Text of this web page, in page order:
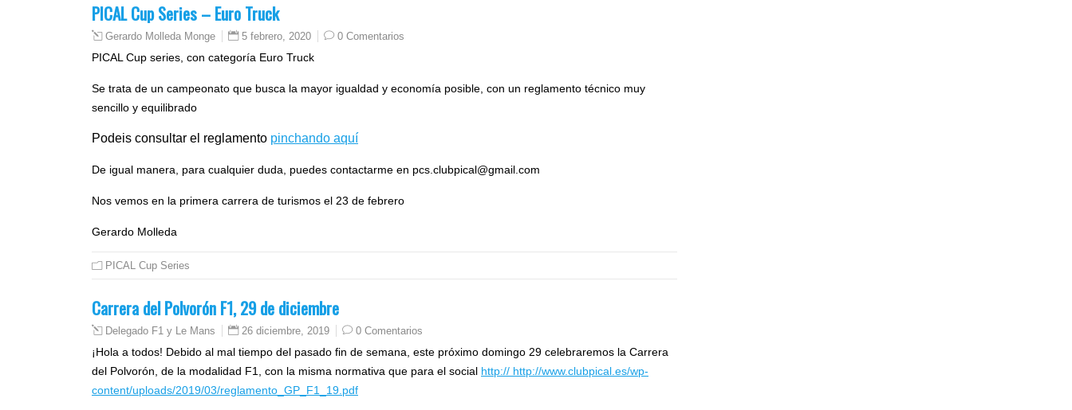
PICAL Cup Series – Euro Truck
Gerardo Molleda Monge 5 febrero, 2020 0 Comentarios
PICAL Cup series, con categoría Euro Truck
Se trata de un campeonato que busca la mayor igualdad y economía posible, con un reglamento técnico muy
sencillo y equilibrado
Podeis consultar el reglamento pinchando aquí
De igual manera, para cualquier duda, puedes contactarme en pcs.clubpical@gmail.com
Nos vemos en la primera carrera de turismos el 23 de febrero
Gerardo Molleda
PICAL Cup Series
Carrera del Polvorón F1, 29 de diciembre
Delegado F1 y Le Mans 26 diciembre, 2019 0 Comentarios
¡Hola a todos! Debido al mal tiempo del pasado fin de semana, este próximo domingo 29 celebraremos la Carrera
del Polvorón, de la modalidad F1, con la misma normativa que para el social http:// http://www.clubpical.es/wp-
content/uploads/2019/03/reglamento_GP_F1_19.pdf